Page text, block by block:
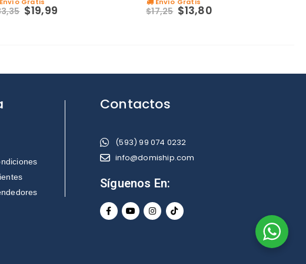
out of 5
$19,99 0 out of 5
$17,25 $13,80
Contactos
(593) 99 074 0232
info@domiship.com
Síguenos En: